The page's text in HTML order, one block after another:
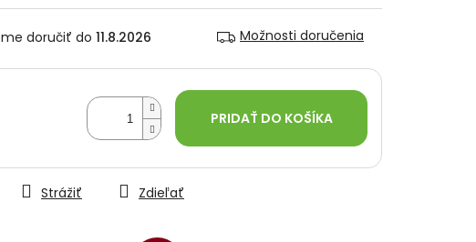
11.8.2026 Možnosti doručenia
PRIDAŤ DO KOŠÍKA
Strážiť Zdieľať